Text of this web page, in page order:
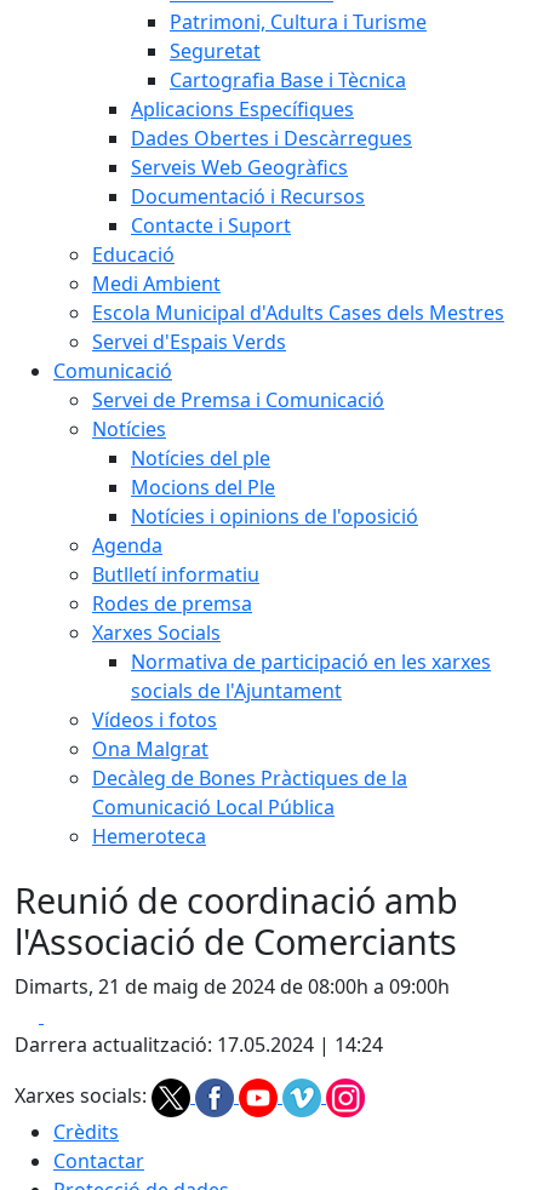
Patrimoni, Cultura i Turisme
Seguretat
Cartografia Base i Tècnica
Aplicacions Específiques
Dades Obertes i Descàrregues
Serveis Web Geogràfics
Documentació i Recursos
Contacte i Suport
Educació
Medi Ambient
Escola Municipal d'Adults Cases dels Mestres
Servei d'Espais Verds
Comunicació
Servei de Premsa i Comunicació
Notícies
Notícies del ple
Mocions del Ple
Notícies i opinions de l'oposició
Agenda
Butlletí informatiu
Rodes de premsa
Xarxes Socials
Normativa de participació en les xarxes
socials de l'Ajuntament
Vídeos i fotos
Ona Malgrat
Decàleg de Bones Pràctiques de la
Comunicació Local Pública
Hemeroteca
Reunió de coordinació amb
l'Associació de Comerciants
Dimarts, 21 de maig de 2024 de 08:00h a 09:00h
Darrera actualització: 17.05.2024 | 14:24
Xarxes socials:
Crèdits
Contactar